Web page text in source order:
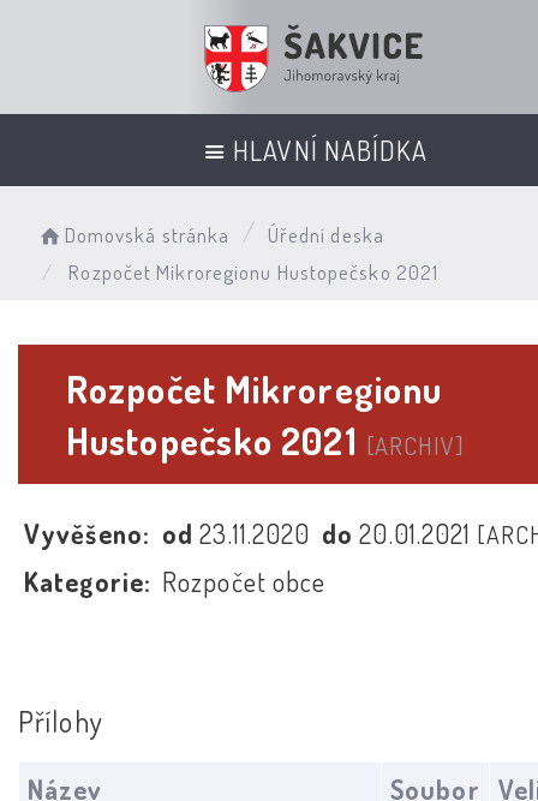
HLAVNÍ NABÍDKA
Domovská stránka
Úřední deska
Rozpočet Mikroregionu Hustopečsko 2021
Rozpočet Mikroregionu
Hustopečsko 2021 [ARCHIV]
Vyvěšeno: od23.11.2020 do20.01.2021
Kategorie: Rozpočet obce
Přílohy
Název Soubor